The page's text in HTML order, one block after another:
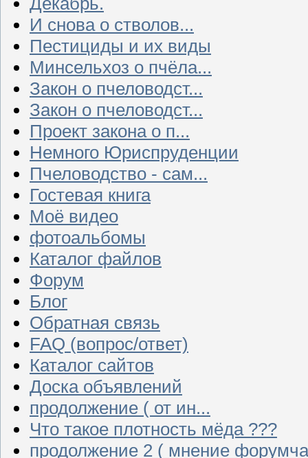
И снова о стволов...
Пестициды и их виды
Минсельхоз о пчёла...
Закон о пчеловодст...
Закон о пчеловодст...
Проект закона о п...
Немного Юриспруденции
Пчеловодство - сам...
Гостевая книга
Моё видео
фотоальбомы
Каталог файлов
Форум
Блог
Обратная связь
FAQ (вопрос/ответ)
Каталог сайтов
Доска объявлений
продолжение ( от ин...
Что такое плотность мёда ???
продолжение 2 ( мнение